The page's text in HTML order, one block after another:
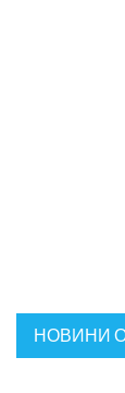
НОВИНИ